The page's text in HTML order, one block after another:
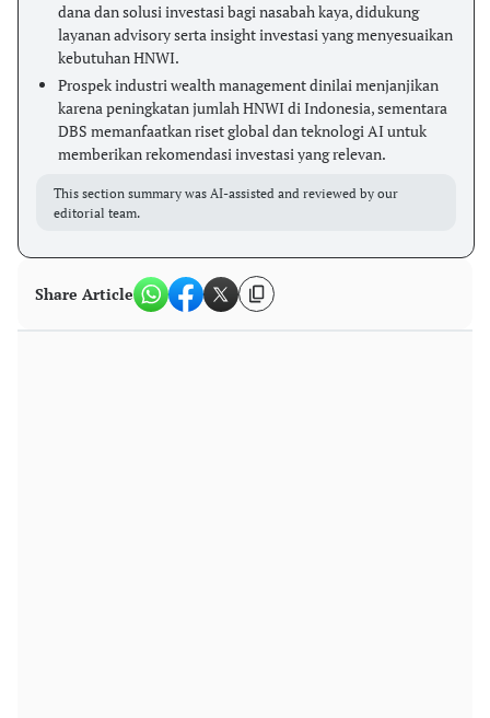
dana dan solusi investasi bagi nasabah kaya, didukung
layanan advisory serta insight investasi yang menyesuaikan
kebutuhan HNWI.
Prospek industri wealth management dinilai menjanjikan
karena peningkatan jumlah HNWI di Indonesia, sementara
DBS memanfaatkan riset global dan teknologi AI untuk
memberikan rekomendasi investasi yang relevan.
This section summary was AI-assisted and reviewed by our
editorial team.
Share Article